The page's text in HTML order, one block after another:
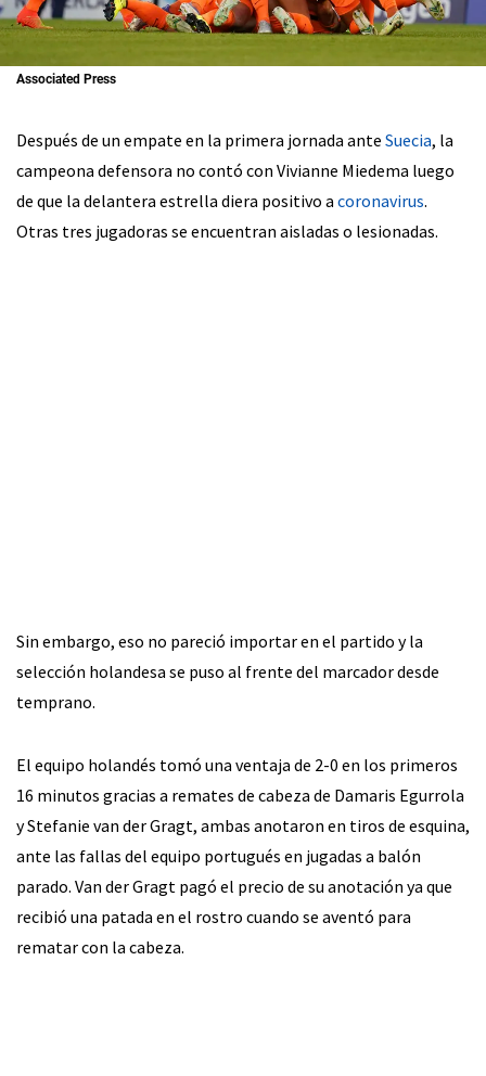
Associated Press
Después de un empate en la primera jornada ante Suecia, la
campeona defensora no contó con Vivianne Miedema luego
de que la delantera estrella diera positivo a coronavirus.
Otras tres jugadoras se encuentran aisladas o lesionadas.
Sin embargo, eso no pareció importar en el partido y la
selección holandesa se puso al frente del marcador desde
temprano.
El equipo holandés tomó una ventaja de 2-0 en los primeros
16 minutos gracias a remates de cabeza de Damaris Egurrola
y Stefanie van der Gragt, ambas anotaron en tiros de esquina,
ante las fallas del equipo portugués en jugadas a balón
parado. Van der Gragt pagó el precio de su anotación ya que
recibió una patada en el rostro cuando se aventó para
rematar con la cabeza.